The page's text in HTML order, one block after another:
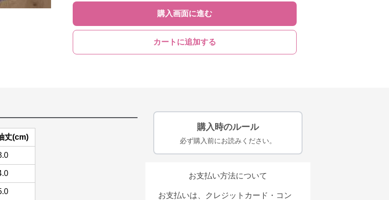
購入画面に進む
カートに追加する
丈(cm)
購入時のルール
必ず購入前にお読みください。
お支払い方法について
お支払いは、クレジットカード・コン